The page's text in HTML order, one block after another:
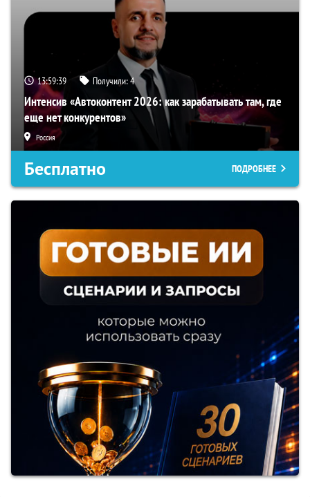
13:59:38 Получили:4
Интенсив «Автоконтент 2026: как зарабатывать там, где
еще нет конкурентов»
Россия
Бесплатно ПОДРОБНЕЕ